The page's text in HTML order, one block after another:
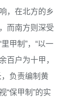
，在北方的乡
而南方则深受
甲制”，“以一
百户为十甲，
负责编制黄
“保甲制”的实